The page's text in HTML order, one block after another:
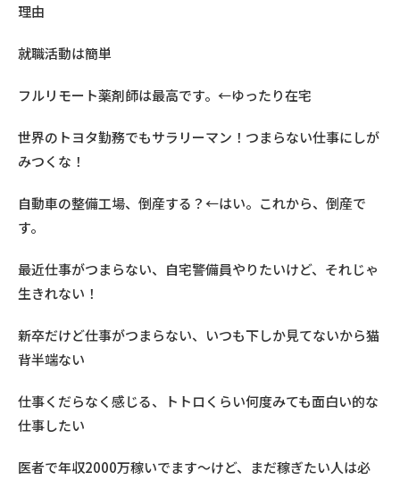
理由
就職活動は簡単
フルリモート薬剤師は最高です。←ゆったり在宅
世界のトヨタ勤務でもサラリーマン！つまらない仕事にしが
みつくな！
自動車の整備工場、倒産する？←はい。これから、倒産で
す。
最近仕事がつまらない、自宅警備員やりたいけど、それじゃ
生きれない！
新卒だけど仕事がつまらない、いつも下しか見てないから猫
背半端ない
仕事くだらなく感じる、トトロくらい何度みても面白い的な
仕事したい
医者で年収2000万稼いでます〜けど、まだ稼ぎたい人は必